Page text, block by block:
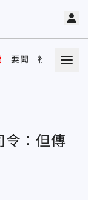
要聞 社會 娛樂
：但傳